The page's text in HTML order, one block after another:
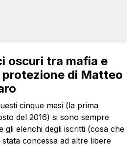
oscuri tra mafia e
protezione di Matteo
cinque mesi (la prima
del 2016) si sono sempre
gli elenchi degli iscritti (cosa che
concessa ad altre libere